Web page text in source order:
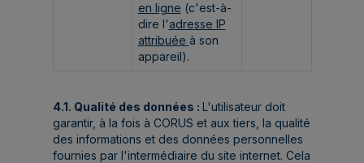
en ligne (c'est-à-
dire l'adresse IP
attribuée à son
appareil).
4.1. Qualité des données : L'utilisateur doit
garantir, à la fois à CORUS et aux tiers, la qualité
des informations et des données personnelles
fournies par l'intermédiaire du site internet. Cela